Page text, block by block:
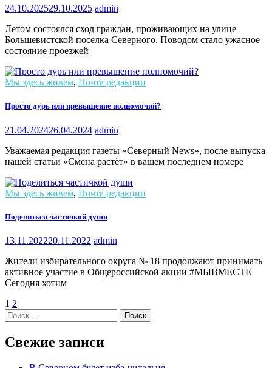
24.10.202529.10.2025 admin
Летом состоялся сход граждан, проживающих на улице
Большевистской поселка Северного. Поводом стало ужасное
состояние проезжей
Мы здесь живем, Почта редакции
Просто дурь или превышение полномочий?
21.04.202426.04.2024 admin
Уважаемая редакция газеты «Северный News», после выпуска
нашей статьи «Смена растёт» в вашем последнем номере
Мы здесь живем, Почта редакции
Поделиться частичкой души
13.11.202220.11.2022 admin
Жители избирательного округа № 18 продолжают принимать
активное участие в Общероссийской акции #МЫВМЕСТЕ
Сегодня хотим
1 2
Найти:
Свежие записи